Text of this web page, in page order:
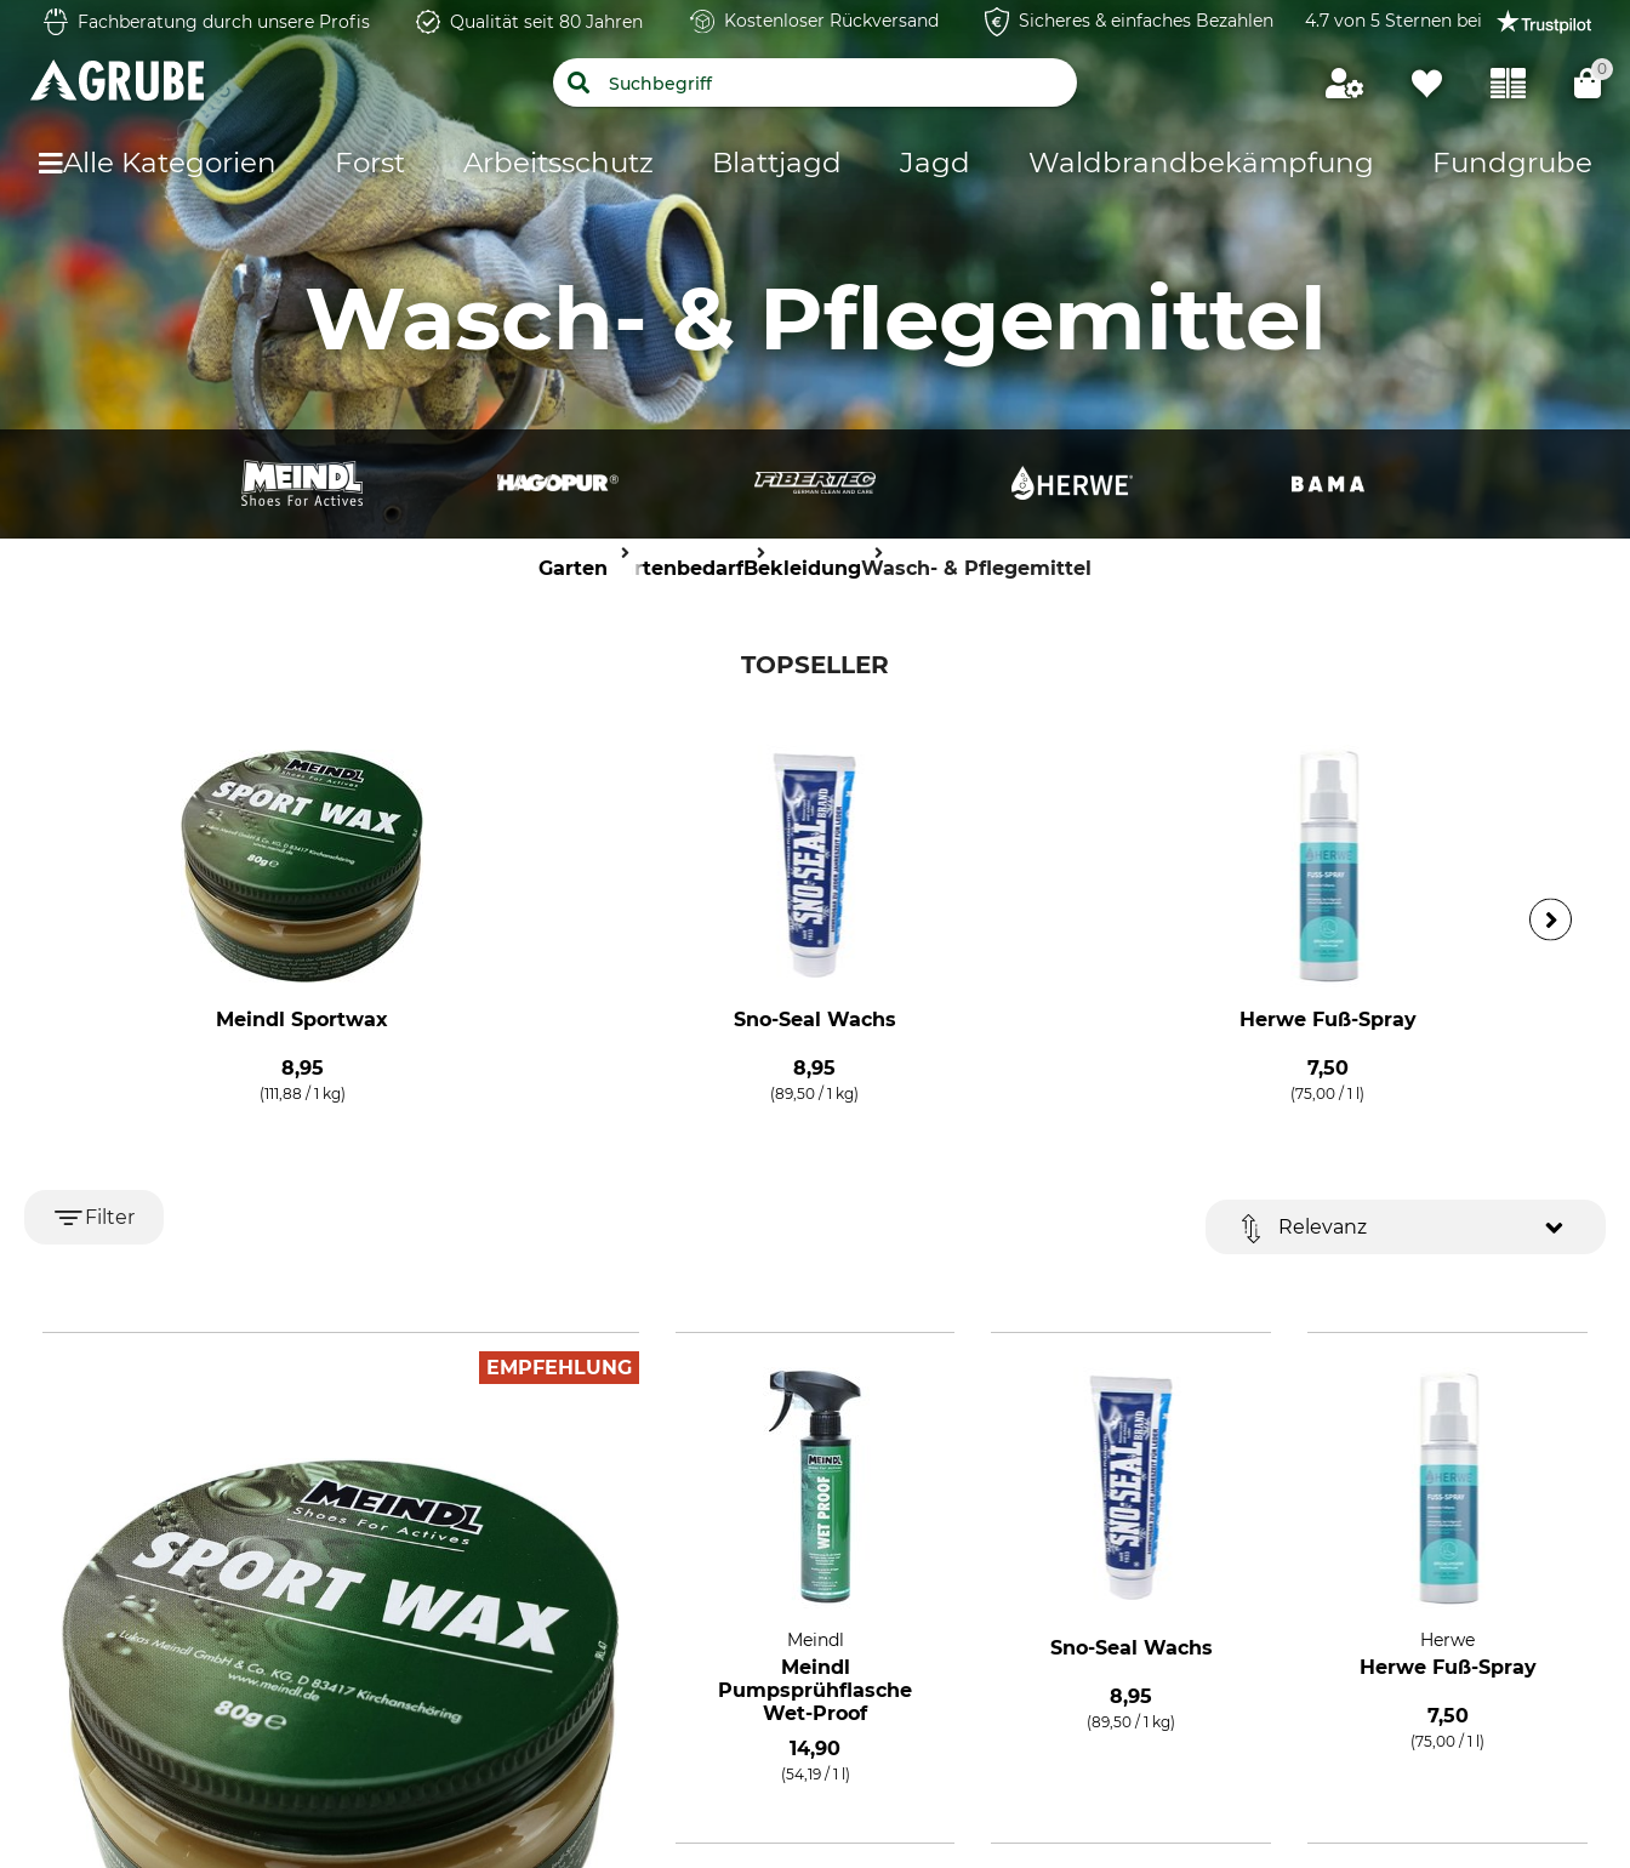
Fachberatung durch unsere Profis Qualität seit 80 Jahren Kostenloser Rückversand Sicheres & einfaches Bezahlen 4.7 von 5 Sternen bei
0
Alle Kategorien Forst Arbeitsschutz Blattjagd Jagd Waldbrandbekämpfung Fundgrube
Wasch- & Pflegemittel
Garten GartenbedarfBekleidungWasch- & Pflegemittel
TOPSELLER
Meindl Sportwax
8,95
(111,88 / 1 kg)
Sno-Seal Wachs
8,95
(89,50 / 1 kg)
Herwe Fuß-Spray
7,50
(75,00 / 1 l)
Filter Relevanz
EMPFEHLUNG
Meindl
Meindl
Pumpsprühflasche
Wet-Proof
14,90
(54,19 / 1 l)
Sno-Seal Wachs
8,95
(89,50 / 1 kg)
Herwe
Herwe Fuß-Spray
7,50
(75,00 / 1 l)